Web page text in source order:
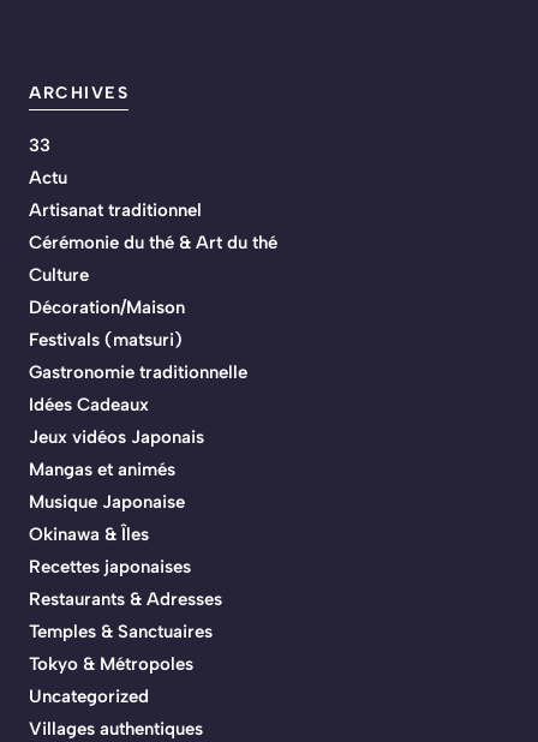
ARCHIVES
33
Actu
Artisanat traditionnel
Cérémonie du thé & Art du thé
Culture
Décoration/Maison
Festivals (matsuri)
Gastronomie traditionnelle
Idées Cadeaux
Jeux vidéos Japonais
Mangas et animés
Musique Japonaise
Okinawa & Îles
Recettes japonaises
Restaurants & Adresses
Temples & Sanctuaires
Tokyo & Métropoles
Uncategorized
Villages authentiques